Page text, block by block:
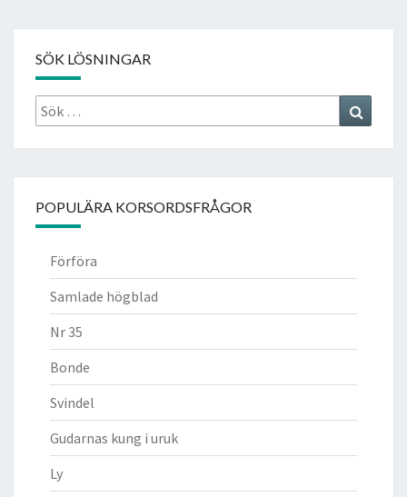
SÖK LÖSNINGAR
Sök
efter:
POPULÄRA KORSORDSFRÅGOR
Förföra
Samlade högblad
Nr 35
Bonde
Svindel
Gudarnas kung i uruk
Ly